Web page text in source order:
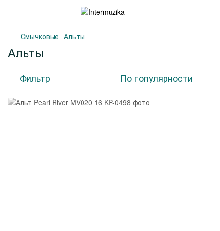
Смычковые Альты
Альты
Фильтр По популярности